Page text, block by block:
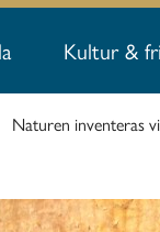
Kultur &
Naturen inventeras